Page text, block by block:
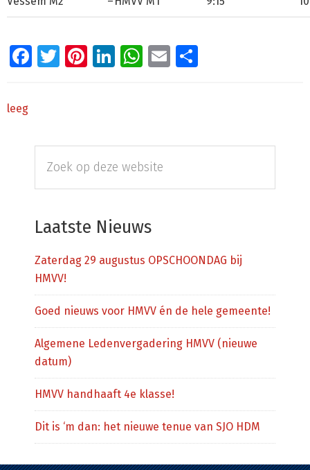
Facebook
Twitter
Pinterest
LinkedIn
WhatsApp
Email
leeg
Primaire
Sidebar
deze
Laatste Nieuws
Zaterdag 29 augustus OPSCHOONDAG bij
HMVV!
Goed nieuws voor HMVV én de hele gemeente!
Algemene Ledenvergadering HMVV (nieuwe
datum)
HMVV handhaaft 4e klasse!
Dit is ‘m dan: het nieuwe tenue van SJO HDM